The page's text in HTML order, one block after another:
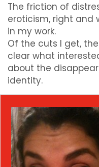
The friction of
eroticism, right and
in my work.
Of the cuts I get,
clear what
about the
identity.